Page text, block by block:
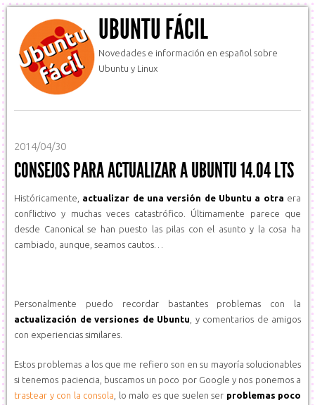
UBUNTU FÁCIL
Novedades e información en español sobre
Ubuntu y Linux
2014/04/30
CONSEJOS PARA ACTUALIZAR A UBUNTU 14.04 LTS
Históricamente, actualizar de una versión de Ubuntu a otra era
conflictivo y muchas veces catastrófico. Últimamente parece que
desde Canonical se han puesto las pilas con el asunto y la cosa ha
cambiado, aunque, seamos cautos…
Personalmente puedo recordar bastantes problemas con la
actualización de versiones de Ubuntu , y comentarios de amigos
con experiencias similares.
Estos problemas a los que me refiero son en su mayoría solucionables
si tenemos paciencia, buscamos un poco por Google y nos ponemos a
trastear y con la consola , lo malo es que suelen ser problemas poco